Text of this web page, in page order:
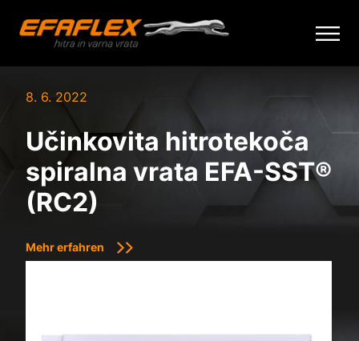
content
8. 6. 2022
Učinkovita hitrotekoča
spiralna vrata EFA-SST®
(RC2)
Mehr erfahren